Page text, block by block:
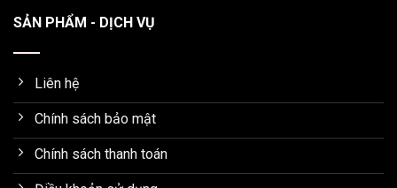
SẢN PHẨM - DỊCH VỤ
Liên hệ
Chính sách bảo mật
Chính sách thanh toán